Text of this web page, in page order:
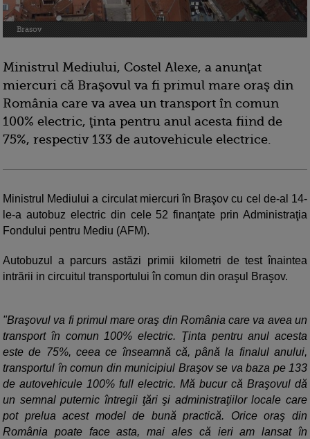
Brasov
Ministrul Mediului, Costel Alexe, a anunţat
miercuri că Braşovul va fi primul mare oraş din
România care va avea un transport în comun
100% electric, ţinta pentru anul acesta fiind de
75%, respectiv 133 de autovehicule electrice.
Ministrul Mediului a circulat miercuri în Braşov cu cel de-al 14-
le-a autobuz electric din cele 52 finanţate prin Administraţia
Fondului pentru Mediu (AFM).
Autobuzul a parcurs astăzi primii kilometri de test înaintea
intrării in circuitul transportului în comun din oraşul Braşov.
"Braşovul va fi primul mare oraş din România care va avea un
transport în comun 100% electric. Ţinta pentru anul acesta
este de 75%, ceea ce înseamnă că, până la finalul anului,
transportul în comun din municipiul Braşov se va baza pe 133
de autovehicule 100% full electric. Mă bucur că Braşovul dă
un semnal puternic întregii ţări şi administraţiilor locale care
pot prelua acest model de bună practică. Orice oraş din
România poate face asta, mai ales că ieri am lansat în